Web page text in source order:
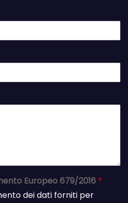
Europeo 679/2016 *
dei dati forniti per